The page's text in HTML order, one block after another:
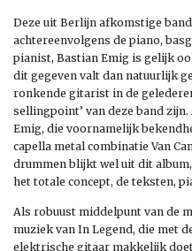
Deze uit Berlijn afkomstige
achtereenvolgens de piano,
pianist, Bastian Emig is gelijk
dit gegeven valt dan natuurlijk
ronkende gitarist in de
sellingpoint’ van deze band
Emig, die voornamelijk
capella metal combinatie Van
drummen blijkt wel uit dit
het totale concept, de teksten,
Als robuust middelpunt van de
muziek van In Legend, die met
elektrische gitaar makkelijk